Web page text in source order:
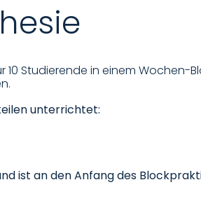
Studierende in einem Wochen-
unterrichtet:
ist an den Anfang des